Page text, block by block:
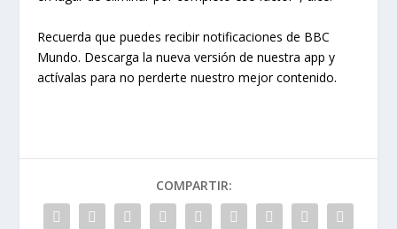
Recuerda que puedes recibir notificaciones de BBC
Mundo. Descarga la nueva versión de nuestra app y
actívalas para no perderte nuestro mejor contenido.
COMPARTIR: